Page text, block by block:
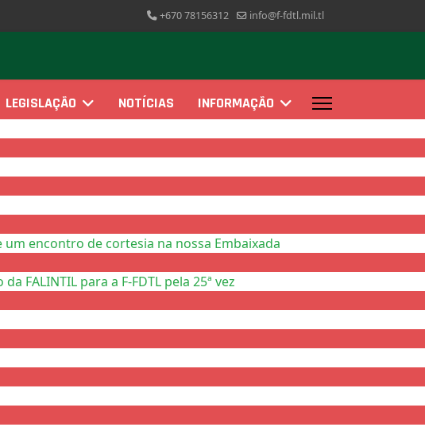
+670 78156312 info@f-fdtl.mil.tl
LEGISLAÇÃO NOTÍCIAS INFORMAÇÃO
um encontro de cortesia na nossa Embaixada
FALINTIL para a F-FDTL pela 25ª vez